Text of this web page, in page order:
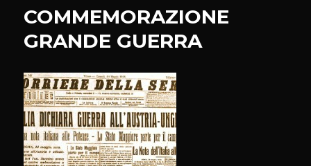
TESSILI
COMMEMORAZIONE
GRANDE GUERRA